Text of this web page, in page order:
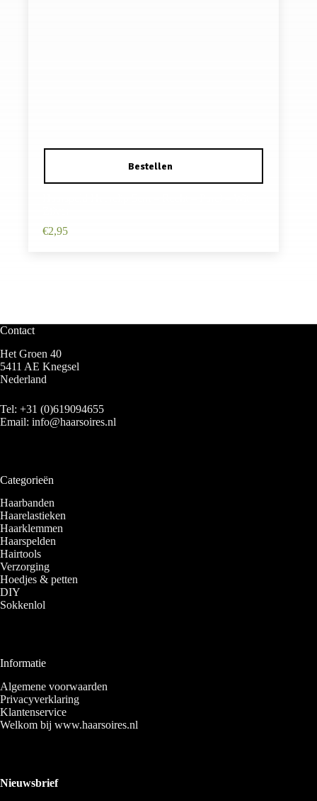
€2,95
Contact
Het Groen 40
5411 AE Knegsel
Nederland
Tel: +31 (0)619094655
Email: info@haarsoires.nl
Categorieën
Haarbanden
Haarelastieken
Haarklemmen
Haarspelden
Hairtools
Verzorging
Hoedjes & petten
DIY
Sokkenlol
Informatie
Algemene voorwaarden
Privacyverklaring
Klantenservice
Welkom bij www.haarsoires.nl
Nieuwsbrief